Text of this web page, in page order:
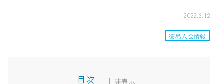
2022.2.12
徳島入会情報
目次 [
]